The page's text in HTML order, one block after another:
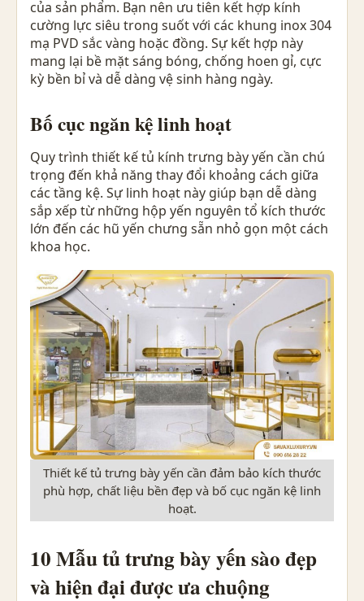
của sản phẩm. Bạn nên ưu tiên kết hợp kính
cường lực siêu trong suốt với các khung inox 304
mạ PVD sắc vàng hoặc đồng. Sự kết hợp này
mang lại bề mặt sáng bóng, chống hoen gỉ, cực
kỳ bền bỉ và dễ dàng vệ sinh hàng ngày.
Bố cục ngăn kệ linh hoạt
Quy trình thiết kế tủ kính trưng bày yến cần chú
trọng đến khả năng thay đổi khoảng cách giữa
các tầng kệ. Sự linh hoạt này giúp bạn dễ dàng
sắp xếp từ những hộp yến nguyên tổ kích thước
lớn đến các hũ yến chưng sẵn nhỏ gọn một cách
khoa học.
Thiết kế tủ trưng bày yến cần đảm bảo kích thước
phù hợp, chất liệu bền đẹp và bố cục ngăn kệ linh
hoạt.
10 Mẫu tủ trưng bày yến sào đẹp
và hiện đại được ưa chuộng